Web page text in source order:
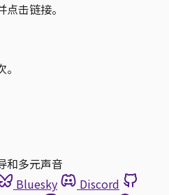
击链接。
和多元声音
Bluesky
Discord